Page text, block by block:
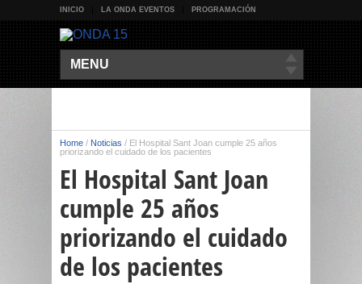
INICIO LA ONDA EVENTOS PROGRAMACIÓN
MENU
Home / Noticias / El Hospital Sant Joan cumple 25 años
priorizando el cuidado de los pacientes
El Hospital Sant Joan
cumple 25 años
priorizando el cuidado
de los pacientes